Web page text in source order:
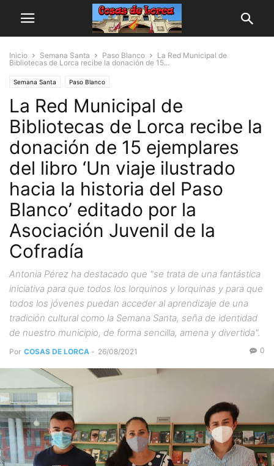
Inicio Semana Santa Paso Blanco
La Red Municipal de
Bibliotecas de Lorca recibe la donación de 15...
Semana Santa Paso Blanco
La Red Municipal de
Bibliotecas de Lorca recibe la
donación de 15 ejemplares
del libro ‘Un viaje ilustrado
hacia la historia del Paso
Blanco’ editado por la
Asociación Juvenil de la
Cofradía
Antonia Pérez ha destacado que "se trata de una fantástica
iniciativa para que todos los lorquinos y lorquinas y para que
todos los jóvenes puedan acceder al aprendizaje de una
tradición cultural como la Semana Santa, seña de identidad
de nuestro municipio, de forma sencilla, amena y divertida".
Por COSAS DE LORCA - 26/08/2021 0